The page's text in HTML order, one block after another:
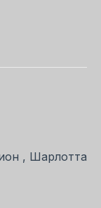
, Шарлотта